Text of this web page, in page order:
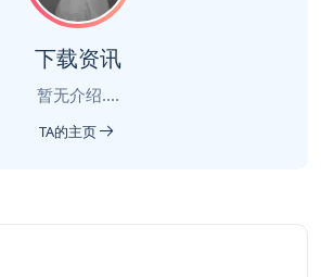
下载资讯
暂无介绍....
TA的主页